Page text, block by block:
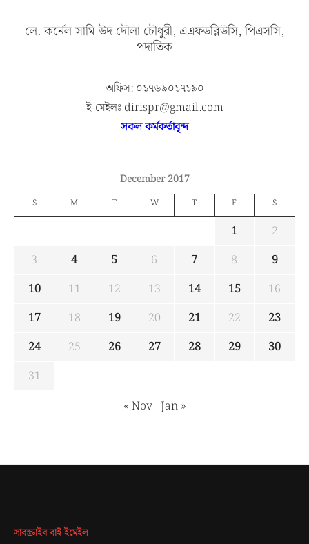
লে. কর্নেল সামি উদ দৌলা চৌধুরী, এএফডব্লিউসি, পিএসসি,
পদাতিক
অফিস: ০১৭৬৯০১৭১৯০
ই-মেইলঃ dirispr@gmail.com
সকল কর্মকর্তাবৃন্দ
December 2017
S M T W T F S
1
2
3
4 5 6 7 8
9
10
11 12 13 14 15
16
17
18 19 20 21 22
23
24
25 26 27 28 29
30
31
« Nov Jan »
সাবস্ক্রাইব বাই ইমেইল